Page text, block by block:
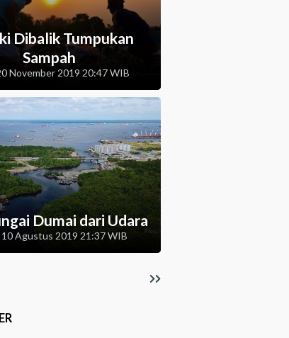
Dibalik Tumpukan
Sampah
November 2019 20:47 WIB
Dumai dari Udara
10 Agustus 2019 21:37 WIB